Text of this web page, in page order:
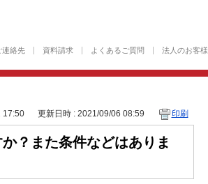
連絡先 資料請求 よくあるご質問 法人のお客様
17:50 更新日時 : 2021/09/06 08:59 印刷
？また条件などはありま